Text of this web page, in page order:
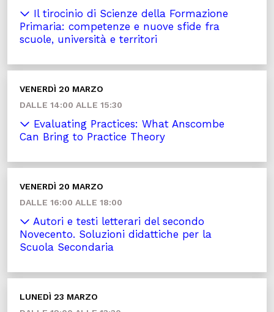
Il tirocinio di Scienze della Formazione
Primaria: competenze e nuove sfide fra
scuole, università e territori
VENERDÌ 20 MARZO
DALLE 14:00 ALLE 15:30
Evaluating Practices: What Anscombe
Can Bring to Practice Theory
VENERDÌ 20 MARZO
DALLE 16:00 ALLE 18:00
Autori e testi letterari del secondo
Novecento. Soluzioni didattiche per la
Scuola Secondaria
LUNEDÌ 23 MARZO